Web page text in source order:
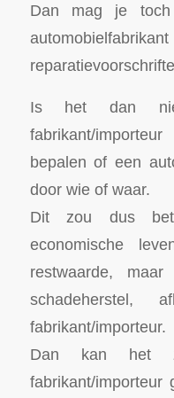
Dan mag je
Is het dan
fabrikant/
bepalen of een
door wie of waar.
Dit zou dus
economische
restwaarde,
fabrikant/importeur.
Dan kan het
fabrikant/importeur